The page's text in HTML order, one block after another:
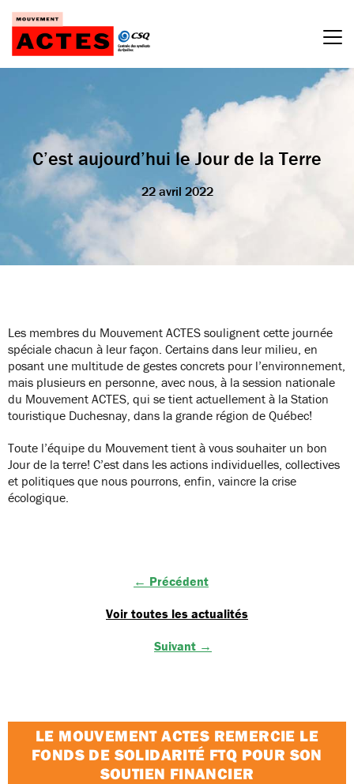
Passer
contenu
C’est aujourd’hui le Jour de la Terre
22 avril 2022
Les membres du Mouvement ACTES soulignent cette journée
spéciale chacun à leur façon. Certains dans leur milieu, en
posant une multitude de gestes concrets pour l’environnement,
mais plusieurs en personne, avec nous, à la session nationale
du Mouvement ACTES, qui se tient actuellement à la Station
touristique Duchesnay, dans la grande région de Québec!
Toute l’équipe du Mouvement tient à vous souhaiter un bon
Jour de la terre! C’est dans les actions individuelles, collectives
et politiques que nous pourrons, enfin, vaincre la crise
écologique.
← Précédent
Voir toutes les actualités
Suivant →
LE MOUVEMENT ACTES REMERCIE LE
FONDS DE SOLIDARITÉ FTQ POUR SON
SOUTIEN FINANCIER